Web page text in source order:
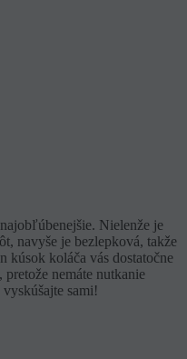
Nielenže je
navyše je bezlepková, takže
kúsok koláča vás dostatočne
pretože nemáte nutkanie
sami!